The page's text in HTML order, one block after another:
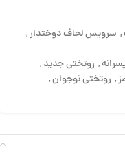
, سرویس لحاف دوختدار,
, روتختی جدید,
, روتختی نوجوان,